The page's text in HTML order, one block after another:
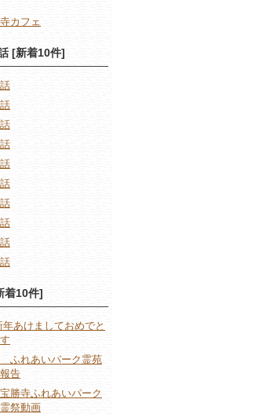
カフェ
[新着10件]
着10件]
あけましておめでと
ふれあいパーク霊苑
告
勝寺ふれあいパーク
祭動画